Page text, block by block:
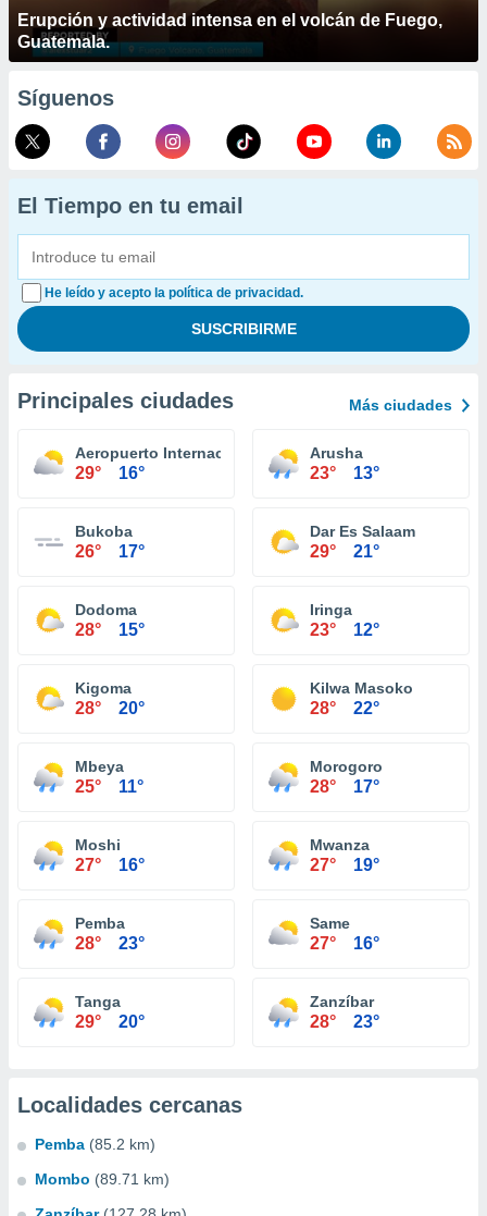
Erupción y actividad intensa en el volcán de Fuego,
Guatemala.
Síguenos
El Tiempo en tu email
He leído y acepto la política de privacidad.
Principales ciudades Más ciudades
Aeropuerto Internacional del Kilimanjaro
29° 16°
Arusha
23° 13°
Bukoba
26° 17°
Dar Es Salaam
29° 21°
Dodoma
28° 15°
Iringa
23° 12°
Kigoma
28° 20°
Kilwa Masoko
28° 22°
Mbeya
25° 11°
Morogoro
28° 17°
Moshi
27° 16°
Mwanza
27° 19°
Pemba
28° 23°
Same
27° 16°
Tanga
29° 20°
Zanzíbar
28° 23°
Localidades cercanas
Pemba (85.2 km)
Mombo (89.71 km)